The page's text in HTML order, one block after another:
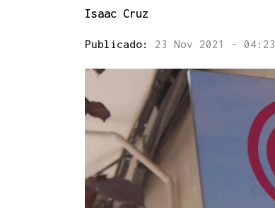
Isaac Cruz
Publicado: 23 Nov 2021 - 04:23